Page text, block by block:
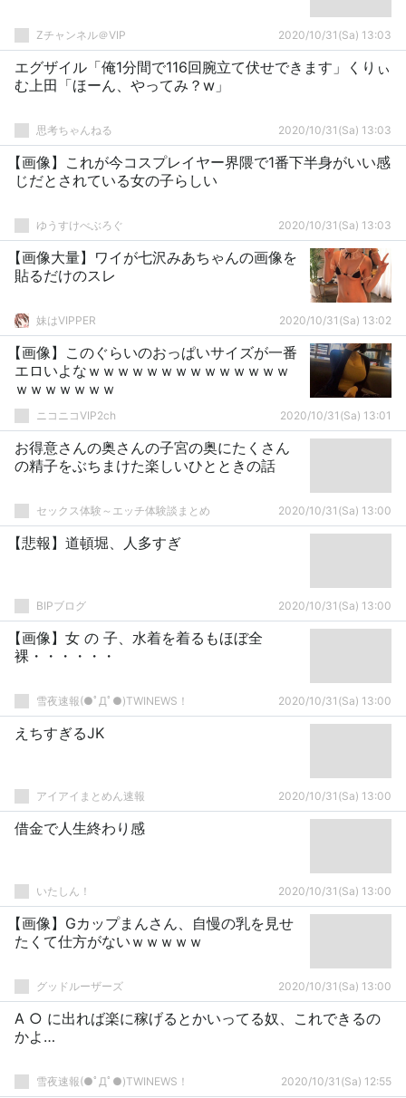
Zチャンネル＠VIP 2020/10/31(Sa) 13:03
エグザイル「俺1分間で116回腕立て伏せできます」くりぃ
む上田「ほーん、やってみ？w」
思考ちゃんねる 2020/10/31(Sa) 13:03
【画像】これが今コスプレイヤー界隈で1番下半身がいい感
じだとされている女の子らしい
ゆうすけべぶろぐ 2020/10/31(Sa) 13:03
【画像大量】ワイが七沢みあちゃんの画像を
貼るだけのスレ
妹はVIPPER 2020/10/31(Sa) 13:02
【画像】このぐらいのおっぱいサイズが一番
エロいよなｗｗｗｗｗｗｗｗｗｗｗｗｗｗ
ｗｗｗｗｗｗｗ
ニコニコVIP2ch 2020/10/31(Sa) 13:01
お得意さんの奥さんの子宮の奥にたくさん
の精子をぶちまけた楽しいひとときの話
セックス体験～エッチ体験談まとめ 2020/10/31(Sa) 13:00
【悲報】道頓堀、人多すぎ
BIPブログ 2020/10/31(Sa) 13:00
【画像】女 の 子、水着を着るもほぼ全
裸・・・・・・
雪夜速報(●ﾟДﾟ●)TWINEWS！ 2020/10/31(Sa) 13:00
えちすぎるJK
アイアイまとめん速報 2020/10/31(Sa) 13:00
借金で人生終わり感
いたしん！ 2020/10/31(Sa) 13:00
【画像】Gカップまんさん、自慢の乳を見せ
たくて仕方がないｗｗｗｗｗ
グッドルーザーズ 2020/10/31(Sa) 13:00
A ○ に出れば楽に稼げるとかいってる奴、これできるの
かよ…
雪夜速報(●ﾟДﾟ●)TWINEWS！ 2020/10/31(Sa) 12:55